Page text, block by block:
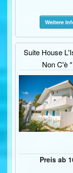
Weitere
Suite House
Non C'è
Preis ab